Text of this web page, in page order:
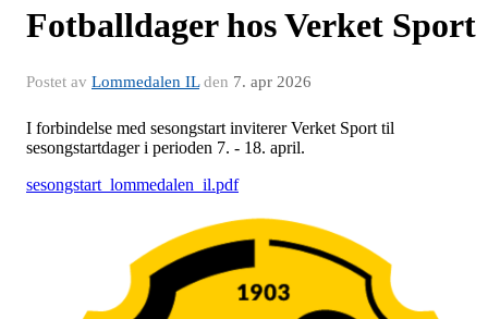
Fotballdager hos Verket Sport
Postet av Lommedalen ILden 7. apr 2026
I forbindelse med sesongstart inviterer Verket Sport til
sesongstartdager i perioden 7. - 18. april.
sesongstart_lommedalen_il.pdf